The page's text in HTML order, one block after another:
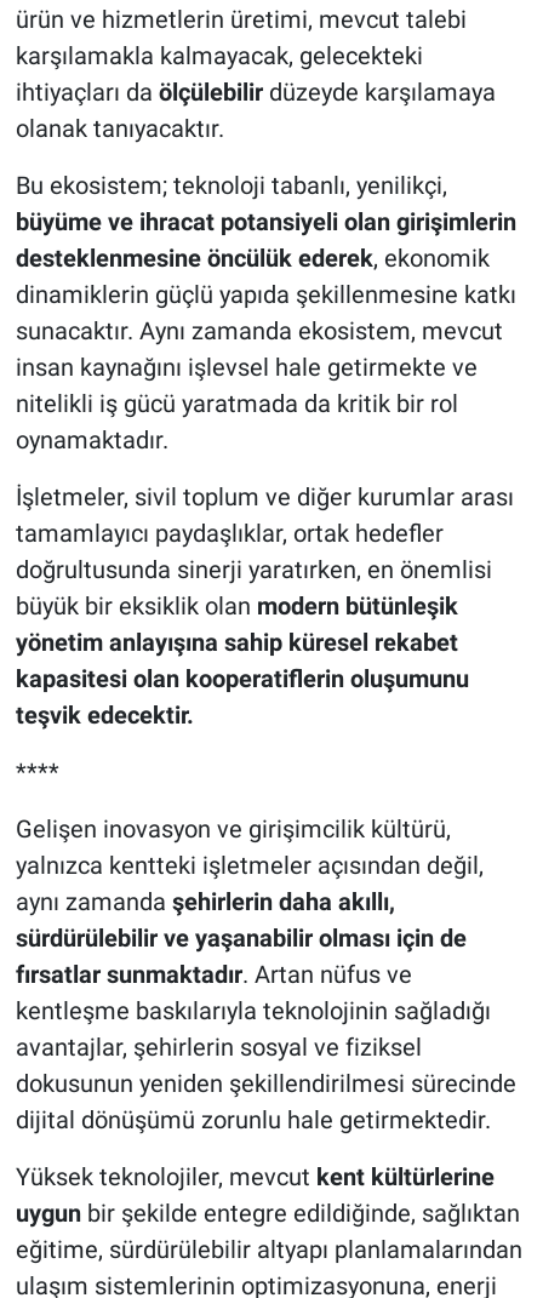
ürün ve hizmetlerin üretimi, mevcut talebi
karşılamakla kalmayacak, gelecekteki
ihtiyaçları da ölçülebilirdüzeyde karşılamaya
olanak tanıyacaktır.
Bu ekosistem; teknoloji tabanlı, yenilikçi,
büyüme ve ihracat potansiyeli olan girişimlerin
desteklenmesine öncülük ederek, ekonomik
dinamiklerin güçlü yapıda şekillenmesine katkı
sunacaktır. Aynı zamanda ekosistem, mevcut
insan kaynağını işlevsel hale getirmekte ve
nitelikli iş gücü yaratmada da kritik bir rol
oynamaktadır.
İşletmeler, sivil toplum ve diğer kurumlar arası
tamamlayıcı paydaşlıklar, ortak hedefler
doğrultusunda sinerji yaratırken, en önemlisi
büyük bir eksiklik olan modern bütünleşik
yönetim anlayışına sahip küresel rekabet
kapasitesi olan kooperatiflerin oluşumunu
teşvik edecektir.
****
Gelişen inovasyon ve girişimcilik kültürü,
yalnızca kentteki işletmeler açısından değil,
aynı zamanda şehirlerin daha akıllı,
sürdürülebilir ve yaşanabilir olması için de
fırsatlar sunmaktadır. Artan nüfus ve
kentleşme baskılarıyla teknolojinin sağladığı
avantajlar, şehirlerin sosyal ve fiziksel
dokusunun yeniden şekillendirilmesi sürecinde
dijital dönüşümü zorunlu hale getirmektedir.
Yüksek teknolojiler, mevcut kent kültürlerine
uygunbir şekilde entegre edildiğinde, sağlıktan
eğitime, sürdürülebilir altyapı planlamalarından
ulaşım sistemlerinin optimizasyonuna, enerji